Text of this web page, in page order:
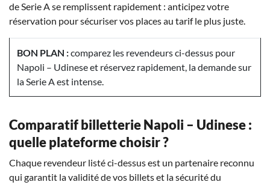
de Serie A se remplissent rapidement : anticipez votre
réservation pour sécuriser vos places au tarif le plus juste.
BON PLAN :comparez les revendeurs ci-dessus pour
Napoli – Udinese et réservez rapidement, la demande sur
la Serie A est intense.
Comparatif billetterie Napoli – Udinese :
quelle plateforme choisir ?
Chaque revendeur listé ci-dessus est un partenaire reconnu
qui garantit la validité de vos billets et la sécurité du